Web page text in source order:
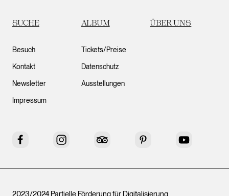
SUCHE ALBUM ÜBER UNS
Besuch
Kontakt
Newsletter
Impressum
Tickets/Preise
Datenschutz
Ausstellungen
Facebook Instagram Tripadvisor Pinterest YouTube